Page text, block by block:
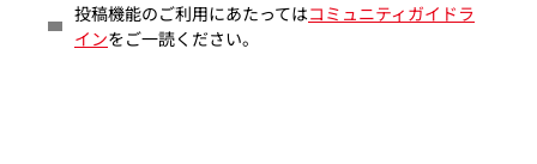
投稿機能のご利用にあたってはコミュニティガイドラ
インをご一読ください。